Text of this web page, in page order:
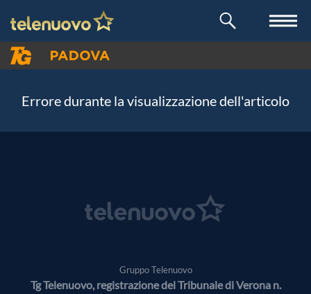
Errore durante la visualizzazione dell'articolo
Gruppo Telenuovo
Tg Telenuovo, registrazione del Tribunale di Verona n.